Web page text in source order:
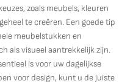
zoals meubels, kleuren
te creëren. Een goede tip
meubelstukken en
als visueel aantrekkelijk zijn.
is voor uw dagelijkse
voor design, kunt u de juiste